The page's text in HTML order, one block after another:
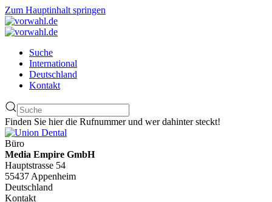
Zum Hauptinhalt springen
Suche
International
Deutschland
Kontakt
Finden Sie hier die Rufnummer und wer dahinter steckt!
Büro
Media Empire GmbH
Hauptstrasse 54
55437 Appenheim
Deutschland
Kontakt